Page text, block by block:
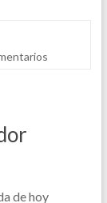
de hoy